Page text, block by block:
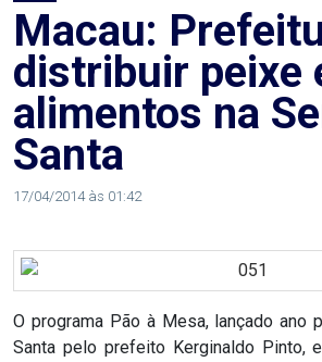
ALEGRIA
ALRN
ANIVERSARIANTE
ARTICULAÇÃO
ARTIGO
ASSEMBLEIA
Macau:
distribuir peixe
alimentos na
Santa
17/04/2014 às 01:42
O programa Pão à Mesa, lançado ano
Santa pelo prefeito Kerginaldo Pinto,